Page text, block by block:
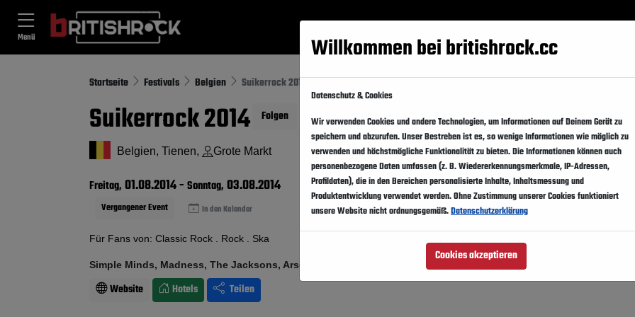
Menü
Festivals
Startseite Festivals Belgien Suikerrock 2014
Suikerrock 2014 Folgen
Belgien, Tienen, Grote Markt
Freitag, 01.08.2014- Sonntag, 03.08.2014
Vergangener Event In den Kalender
Für Fans von: Classic Rock . Rock . Ska
Simple Minds, Madness, The Jacksons, Arsenal, Ozark Henry, Goose
Website Hotels Teilen
Willkommen bei britishrock.cc
Datenschutz & Cookies
Wir verwenden Cookies und andere Technologien, um Informationen auf Deinem Gerät zu
speichern und abzurufen. Unser Bestreben ist es, so wenige Informationen wie möglich zu
verwenden und höchstmögliche Funktionalität zu bieten. Die Informationen können auch
personenbezogene Daten umfassen (z. B. Wiedererkennungsmerkmale, IP-Adressen,
Profildaten), die in den Bereichen personalisierte Inhalte, Inhaltsmessung und
Produktentwicklung verwendet werden. Ohne Zustimmung unserer Cookies funktioniert
unsere Website nicht ordnungsgemäß.Datenschutzerklärung
Cookies akzeptieren